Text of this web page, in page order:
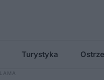
Turystyka